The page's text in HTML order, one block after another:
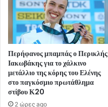
Περήφανος μπαμπάς ο Περικλής
Ιακωβάκης για το χάλκινο
μετάλλιο της κόρης του Ελένης
στο παγκόσμιο πρωτάθλημα
στίβου Κ20
2 ώρες ago